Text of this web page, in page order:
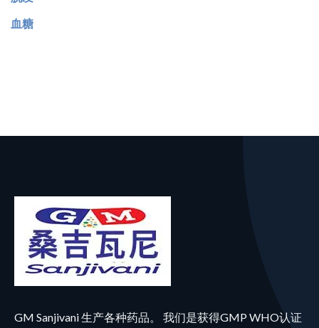
血糖
GM Sanjivani 生产各种药品。 我们是获得GMP WHO认证